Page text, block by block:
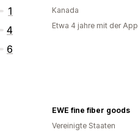
1
4
6
Kanada
Etwa 4 jahre mit der App
EWE fine fiber goods
Vereinigte Staaten